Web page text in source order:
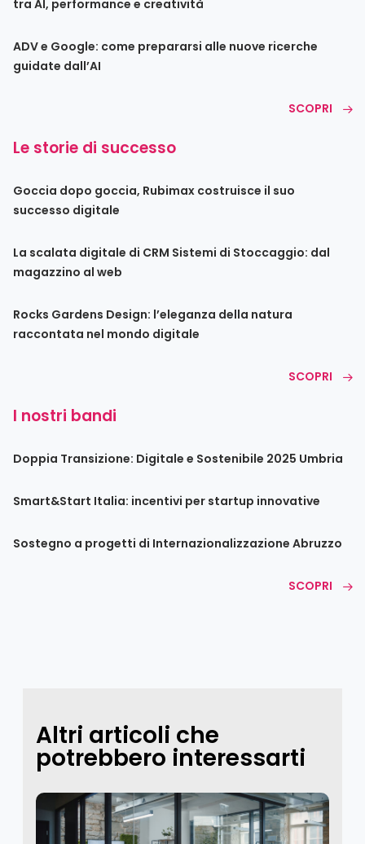
tra AI, performance e creatività
ADV e Google: come prepararsi alle nuove ricerche
guidate dall’AI
SCOPRI
Le storie di successo
Goccia dopo goccia, Rubimax costruisce il suo
successo digitale
La scalata digitale di CRM Sistemi di Stoccaggio: dal
magazzino al web
Rocks Gardens Design: l’eleganza della natura
raccontata nel mondo digitale
SCOPRI
I nostri bandi
Doppia Transizione: Digitale e Sostenibile 2025 Umbria
Smart&Start Italia: incentivi per startup innovative
Sostegno a progetti di Internazionalizzazione Abruzzo
SCOPRI
Altri articoli che
potrebbero interessarti